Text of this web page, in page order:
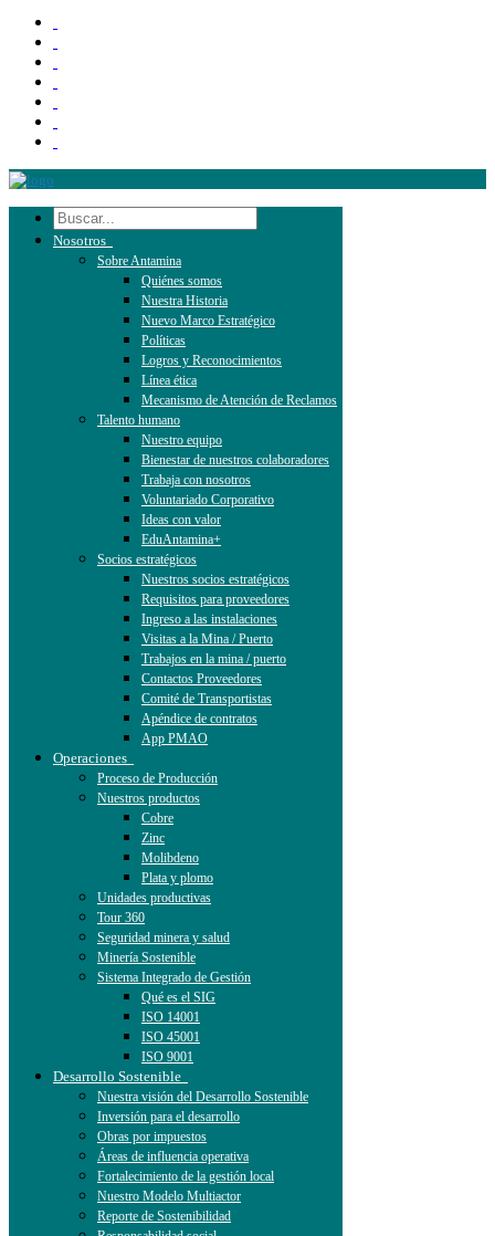
Nosotros
Sobre Antamina
Quiénes somos
Nuestra Historia
Nuevo Marco Estratégico
Políticas
Logros y Reconocimientos
Línea ética
Mecanismo de Atención de Reclamos
Talento humano
Nuestro equipo
Bienestar de nuestros colaboradores
Trabaja con nosotros
Voluntariado Corporativo
Ideas con valor
EduAntamina+
Socios estratégicos
Nuestros socios estratégicos
Requisitos para proveedores
Ingreso a las instalaciones
Visitas a la Mina / Puerto
Trabajos en la mina / puerto
Contactos Proveedores
Comité de Transportistas
Apéndice de contratos
App PMAO
Operaciones
Proceso de Producción
Nuestros productos
Cobre
Zinc
Molibdeno
Plata y plomo
Unidades productivas
Tour 360
Seguridad minera y salud
Minería Sostenible
Sistema Integrado de Gestión
Qué es el SIG
ISO 14001
ISO 45001
ISO 9001
Desarrollo Sostenible
Nuestra visión del Desarrollo Sostenible
Inversión para el desarrollo
Obras por impuestos
Áreas de influencia operativa
Fortalecimiento de la gestión local
Nuestro Modelo Multiactor
Reporte de Sostenibilidad